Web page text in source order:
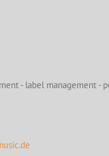
- label management -